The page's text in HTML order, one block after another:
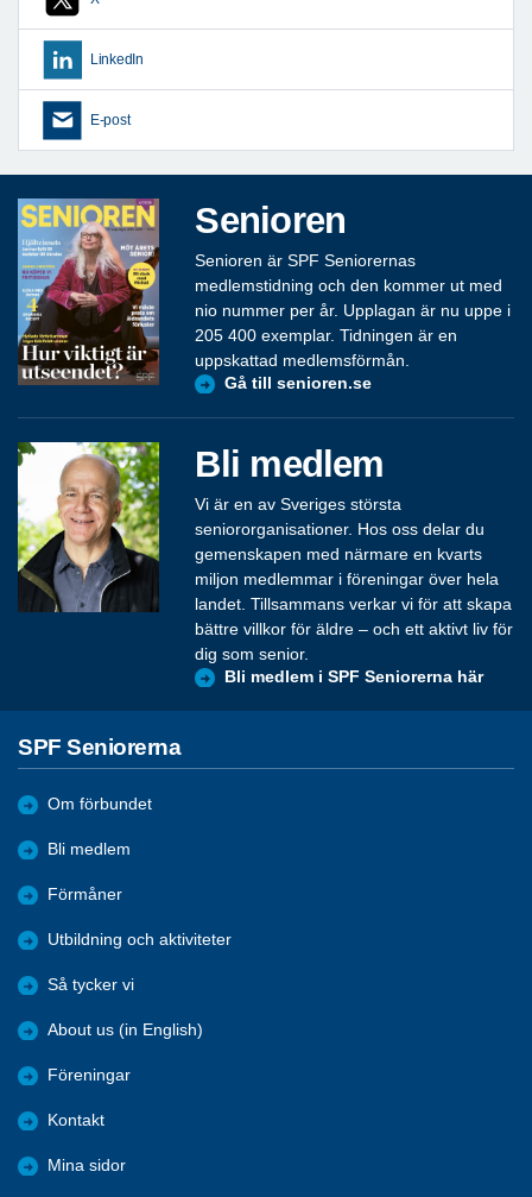
LinkedIn
E-post
Senioren
Senioren är SPF Seniorernas
medlemstidning och den kommer ut med
nio nummer per år. Upplagan är nu uppe i
205 400 exemplar. Tidningen är en
uppskattad medlemsförmån.
Gå till senioren.se
Bli medlem
Vi är en av Sveriges största
seniororganisationer. Hos oss delar du
gemenskapen med närmare en kvarts
miljon medlemmar i föreningar över hela
landet. Tillsammans verkar vi för att skapa
bättre villkor för äldre – och ett aktivt liv för
dig som senior.
Bli medlem i SPF Seniorerna här
SPF Seniorerna
Om förbundet
Bli medlem
Förmåner
Utbildning och aktiviteter
Så tycker vi
About us (in English)
Föreningar
Kontakt
Mina sidor